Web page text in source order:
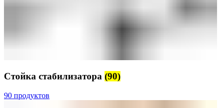
Стойка стабилизатора (90)
90 продуктов